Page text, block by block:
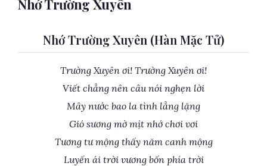
Nhớ Trường Xuyên
Nhớ Trường Xuyên (Hàn Mặc Tử)
Trường Xuyên ơi! Trường Xuyên ơi!
Viết chẳng nên câu nói nghẹn lời
Mây nước bao la tình lẳng lặng
Gió sương mờ mịt nhớ chơi vơi
Tương tư mộng thấy năm canh mộng
Luyến ái trời vương bốn phía trời